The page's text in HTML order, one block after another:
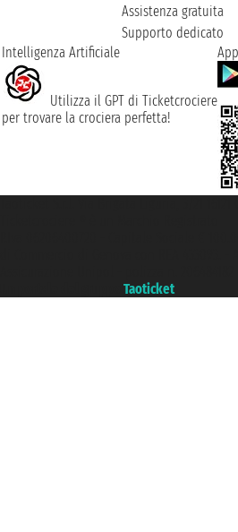
Assistenza gratuita
Supporto dedicato
Intelligenza Artificiale
Utilizza il GPT di Ticketcrociere
per trovare la crociera perfetta!
Taoticket